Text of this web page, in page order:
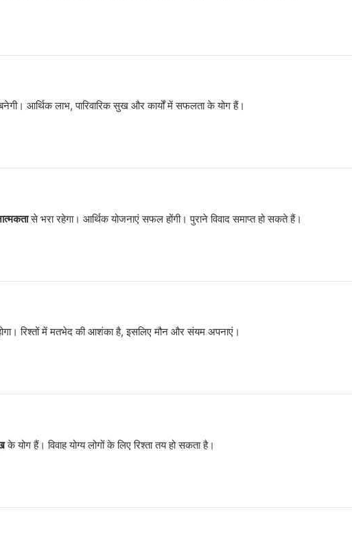
आर्थिक लाभ, पारिवारिक सुख और कार्यों में सफलता के योग हैं।
से भरा रहेगा। आर्थिक योजनाएं सफल होंगी। पुराने विवाद समाप्त हो सकते हैं।
रिश्तों में मतभेद की आशंका है, इसलिए मौन और संयम अपनाएं।
के योग हैं। विवाह योग्य लोगों के लिए रिश्ता तय हो सकता है।